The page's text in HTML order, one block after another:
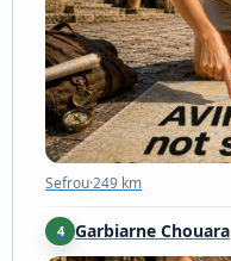
Sefrou·249 km
Sefrou·249 km
4 Garbiarne Chouara